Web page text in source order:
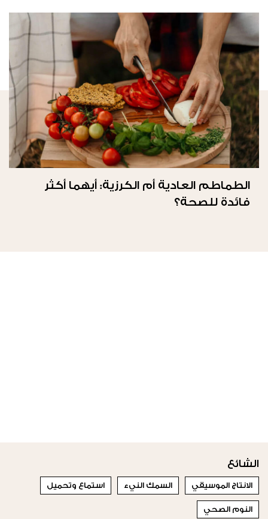
الطماطم العادية أم الكرزية: أيهما أكثر
فائدة للصحة؟
الشائع
الانتاج الموسيقي السمك النيء استماع وتحميل
النوم الصحي